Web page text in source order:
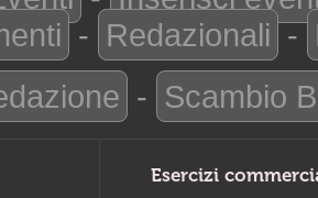
- Redazionali -
- Scambio
Esercizi